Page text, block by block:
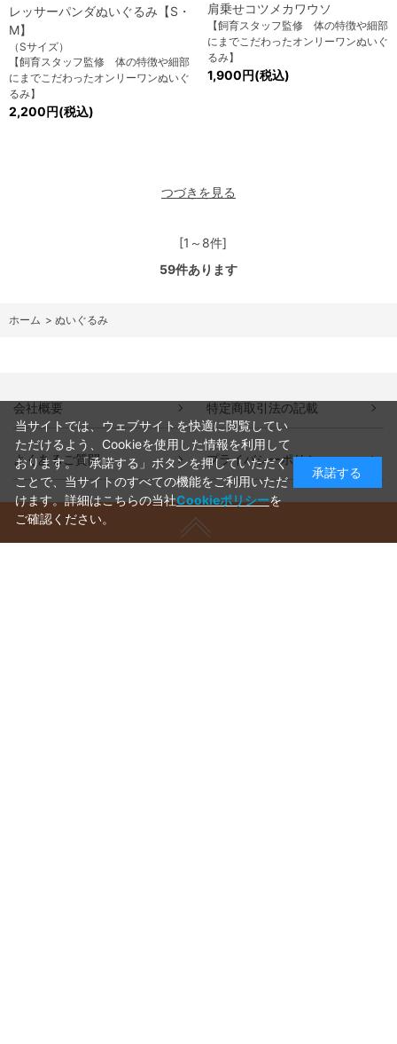
レッサーパンダぬいぐるみ【S・
M】
（Sサイズ）
【飼育スタッフ監修 体の特徴や細部
にまでこだわったオンリーワンぬいぐ
るみ】
2,200円(税込)
肩乗せコツメカワウソ
【飼育スタッフ監修 体の特徴や細部
にまでこだわったオンリーワンぬいぐ
るみ】
1,900円(税込)
つづきを見る
[1～8件]
59件あります
ホーム > ぬいぐるみ
会社概要 特定商取引法の記載
よくあるご質問 プライバシーポリシー
当サイトでは、ウェブサイトを快適に閲覧してい
ただけるよう、Cookieを使用した情報を利用して
おります。「承諾する」ボタンを押していただく
ことで、当サイトのすべての機能をご利用いただ
けます。詳細はこちらの当社Cookieポリシーを
ご確認ください。
承諾する